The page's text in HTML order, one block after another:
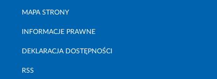
MAPA STRONY
INFORMACJE PRAWNE
DEKLARACJA DOSTĘPNOŚCI
RSS